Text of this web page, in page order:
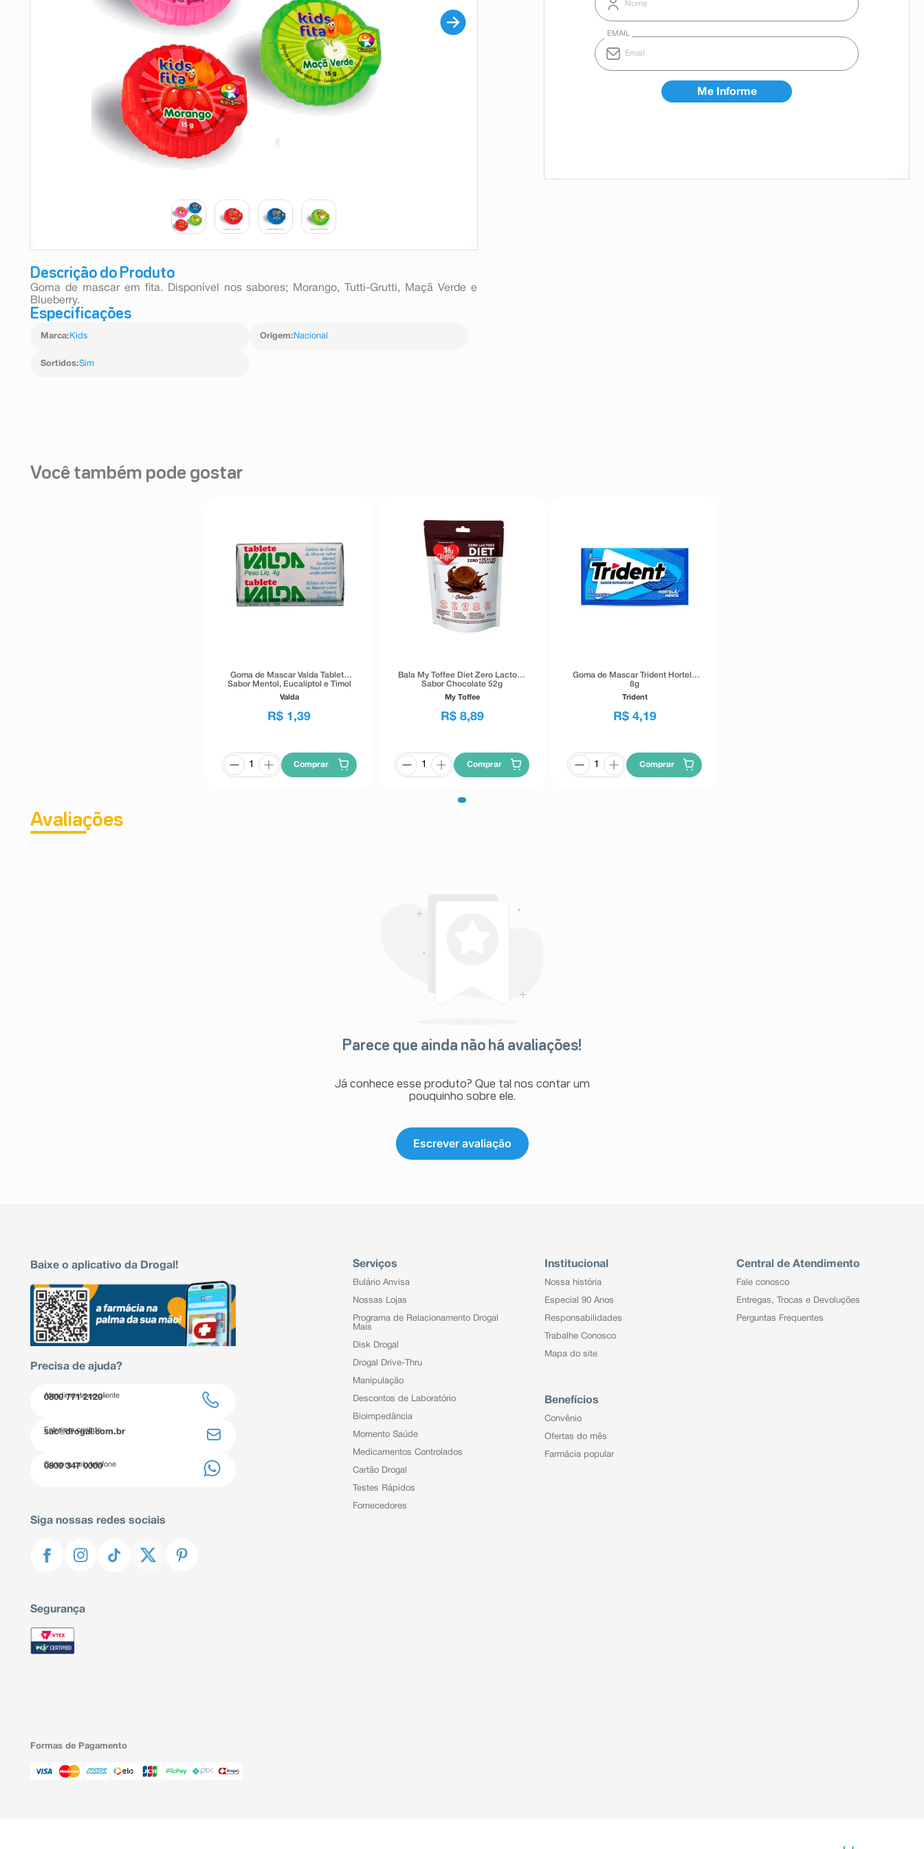
Descrição do Produto
Goma de mascar em fita. Disponível nos sabores; Morango, Tutti-Grutti, Maçã Verde e
Blueberry.
Especificações
Marca: Kids Origem: Nacional
Sortidos:Sim
Você também pode gostar
Goma de Mascar Valda Tablete
Sabor Mentol, Eucaliptol e Timol
4g
Valda
R$ 1 ,39
Comprar
Bala My Toffee Diet Zero Lactose
Sabor Chocolate 52g
My Toffee
R$ 8,89
Comprar
Goma de Mascar Trident Hortelã
8g
Trident
R$ 4,19
Comprar
Avaliações
Parece que ainda não há avaliações!
Já conhece esse produto? Que tal nos contar um
pouquinho sobre ele.
Escrever avaliação
Baixe o aplicativo da Drogal!
Precisa de ajuda?
Atendimento ao cliente
0800 771 2120
Entre em contato
sac@drogal.com.br
Compre pelo telefone
0800 347 0000
Siga nossas redes sociais
Segurança
Serviços
Bulário Anvisa
Nossas Lojas
Programa de Relacionamento Drogal
Mais
Disk Drogal
Drogal Drive-Thru
Manipulação
Descontos de Laboratório
Bioimpedância
Momento Saúde
Medicamentos Controlados
Cartão Drogal
Testes Rápidos
Fornecedores
Institucional
Nossa história
Especial 90 Anos
Responsabilidades
Trabalhe Conosco
Mapa do site
Benefícios
Convênio
Ofertas do mês
Farmácia popular
Central de Atendimento
Fale conosco
Entregas, Trocas e Devoluções
Perguntas Frequentes
Formas de Pagamento
9º absorvente
10ºshampoo